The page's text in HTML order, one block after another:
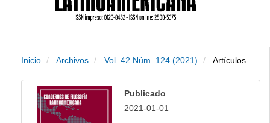
Navegación
principal
Contenido
principal
Inicio Archivos Vol. 42 Núm. 124 (2021) Artículos
Publicado
2021-01-01